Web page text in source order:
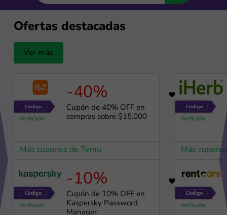
Ofertas destacadas
Ver más
-40%
Cupón de 40% OFF en
compras sobre $15.000
Más cupones de Temu
-10%
Cupón de 10% OFF en
Kaspersky Password
Manager
Más